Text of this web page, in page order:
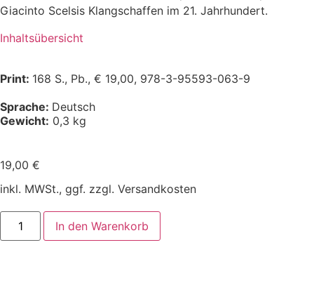
Giacinto Scelsis Klangschaffen im 21. Jahrhundert.
Inhaltsübersicht
Print: 168 S., Pb., € 19,00, 978-3-95593-063-9
Sprache: Deutsch
Gewicht: 0,3 kg
19,00 €
inkl. MWSt., ggf. zzgl. Versandkosten
In den Warenkorb